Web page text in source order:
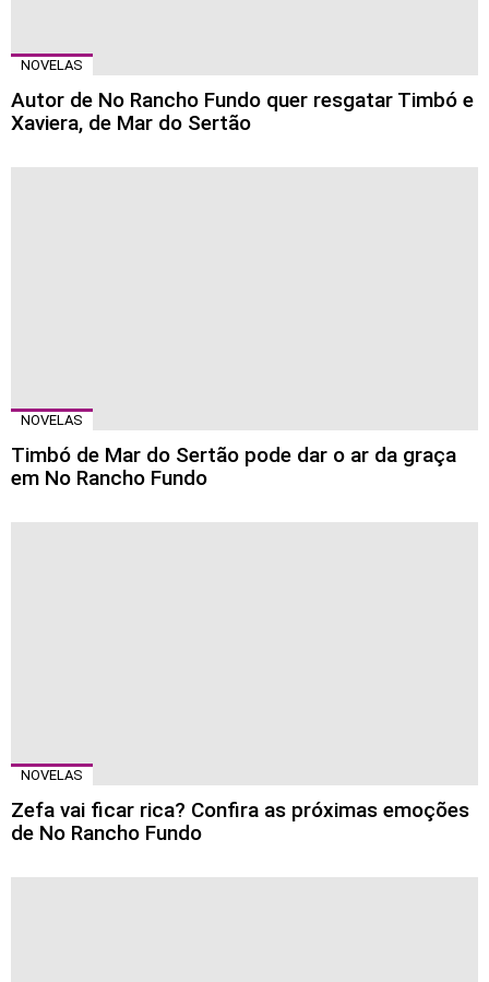
NOVELAS
Autor de No Rancho Fundo quer resgatar Timbó e
Xaviera, de Mar do Sertão
NOVELAS
Timbó de Mar do Sertão pode dar o ar da graça
em No Rancho Fundo
NOVELAS
Zefa vai ficar rica? Confira as próximas emoções
de No Rancho Fundo